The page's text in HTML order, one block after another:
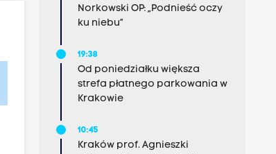
Norkowski OP: „Podnieść oczy
ku niebu”
19:38
Od poniedziałku większa
strefa płatnego parkowania w
Krakowie
10:45
Kraków prof. Agnieszki